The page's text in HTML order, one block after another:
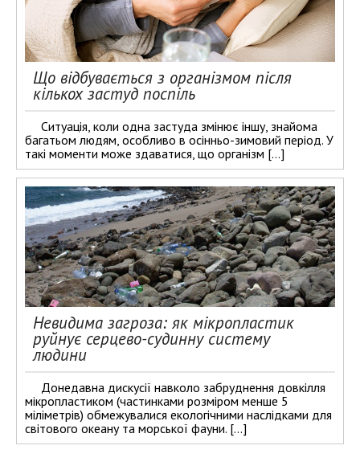
Що відбувається з організмом після
кількох застуд поспіль
Ситуація, коли одна застуда змінює іншу, знайома
багатьом людям, особливо в осінньо-зимовий період. У
такі моменти може здаватися, що організм […]
Невидима загроза: як мікропластик
руйнує серцево-судинну систему
людини
Донедавна дискусії навколо забруднення довкілля
мікропластиком (частинками розміром менше 5
міліметрів) обмежувалися екологічними наслідками для
світового океану та морської фауни. […]